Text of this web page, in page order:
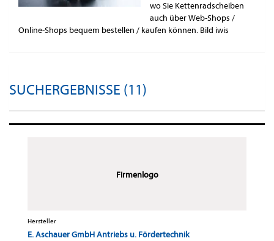
wo Sie Kettenradscheiben
auch über Web-Shops /
Online-Shops bequem bestellen / kaufen können. Bild iwis
SUCHERGEBNISSE (11)
Firmenlogo
Hersteller
E. Aschauer GmbH­ Antriebs u. Fördertechnik